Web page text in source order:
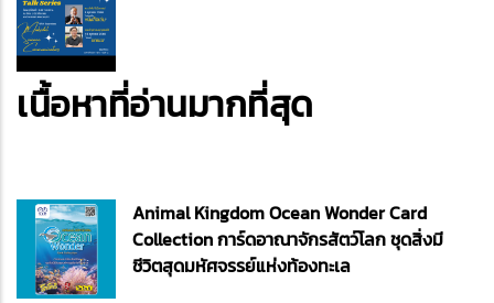
เนื้อหาที่อ่านมากที่สุด
Animal Kingdom Ocean Wonder Card
Collection การ์ดอาณาจักรสัตว์โลก ชุดสิ่งมี
ชีวิตสุดมหัศจรรย์แห่งท้องทะเล